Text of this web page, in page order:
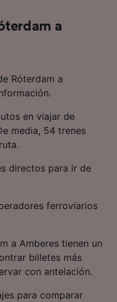
a
Róterdam a
en viajar de
media, 54 trenes
directos para ir de
ferroviarios
a Amberes tienen un
billetes más
con antelación.
para comparar